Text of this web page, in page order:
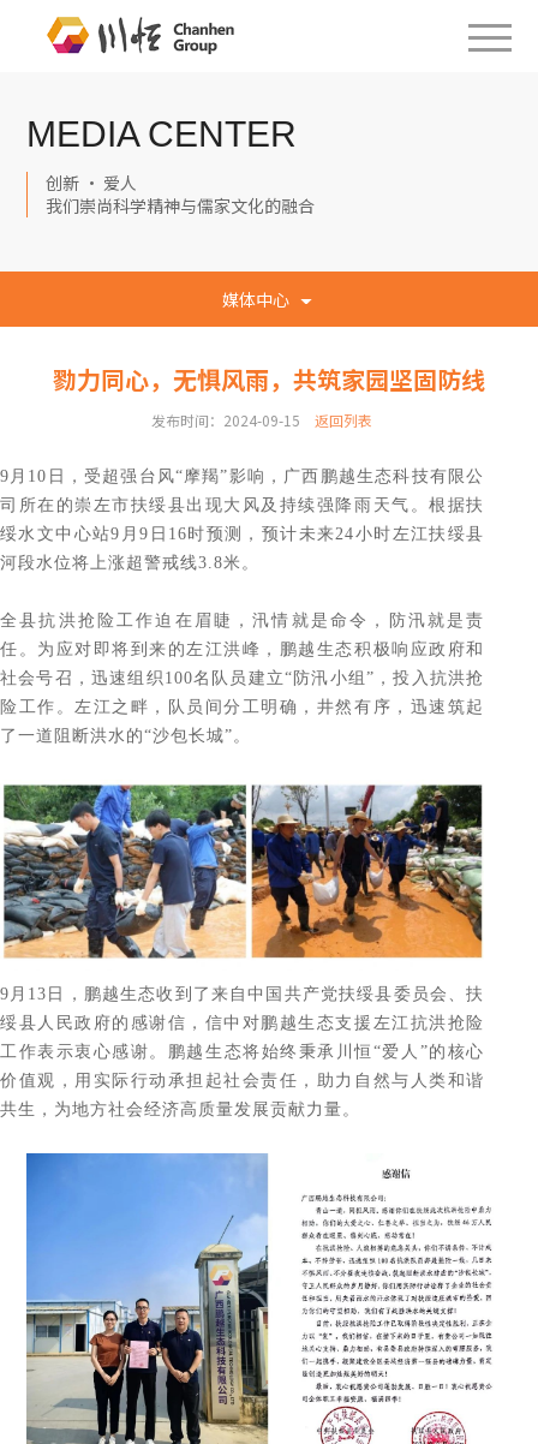
MEDIA CENTER
创新 · 爱人
我们崇尚科学精神与儒家文化的融合
媒体中心
勠力同心，无惧风雨，共筑家园坚固防线
发布时间：2024-09-15 返回列表
9月10日，受超强台风“摩羯”影响，广西鹏越生态科技有限公
司所在的崇左市扶绥县出现大风及持续强降雨天气。根据扶
绥水文中心站9月9日16时预测，预计未来24小时左江扶绥县
河段水位将上涨超警戒线3.8米。
全县抗洪抢险工作迫在眉睫，汛情就是命令，防汛就是责
任。为应对即将到来的左江洪峰，鹏越生态积极响应政府和
社会号召，迅速组织100名队员建立“防汛小组”，投入抗洪抢
险工作。左江之畔，队员间分工明确，井然有序，迅速筑起
了一道阻断洪水的“沙包长城”。
9月13日，鹏越生态收到了来自中国共产党扶绥县委员会、扶
绥县人民政府的感谢信，信中对鹏越生态支援左江抗洪抢险
工作表示衷心感谢。鹏越生态将始终秉承川恒“爱人”的核心
价值观，用实际行动承担起社会责任，助力自然与人类和谐
共生，为地方社会经济高质量发展贡献力量。